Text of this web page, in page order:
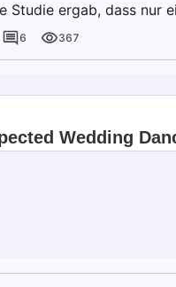
Studie ergab, dass nur
6 367